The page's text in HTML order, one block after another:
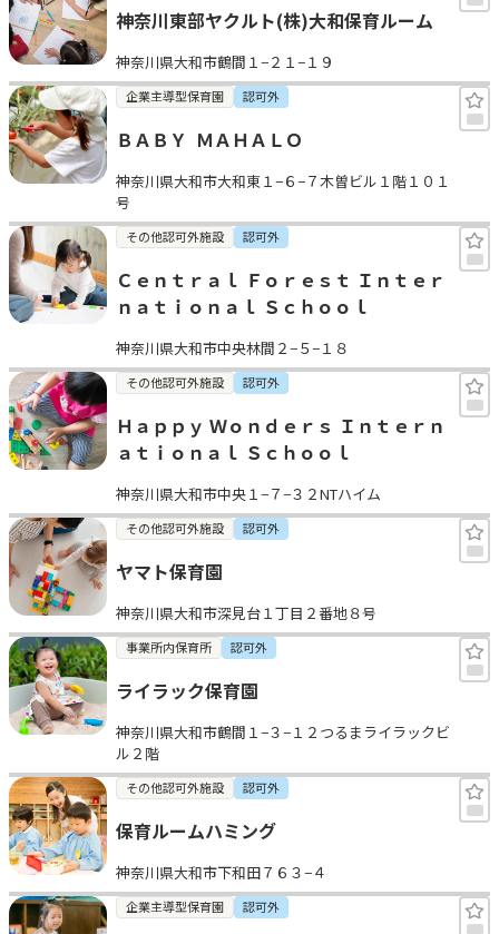
神奈川東部ヤクルト(株)大和保育ルーム
神奈川県大和市鶴間１−２１−１９
企業主導型保育園 認可外
ＢＡＢＹ  ＭＡＨＡＬＯ
神奈川県大和市大和東１−６−７木曽ビル１階１０１
号
その他認可外施設 認可外
Ｃｅｎｔｒａｌ Ｆｏｒｅｓｔ Ｉｎｔｅｒ
ｎａｔｉｏｎａｌ Ｓｃｈｏｏｌ
神奈川県大和市中央林間２−５−１８
その他認可外施設 認可外
Ｈａｐｐｙ Ｗｏｎｄｅｒｓ Ｉｎｔｅｒｎ
ａｔｉｏｎａｌ Ｓｃｈｏｏｌ
神奈川県大和市中央１−７−３２NTハイム
その他認可外施設 認可外
ヤマト保育園
神奈川県大和市深見台１丁目２番地８号
事業所内保育所 認可外
ライラック保育園
神奈川県大和市鶴間１−３−１２つるまライラックビ
ル２階
その他認可外施設 認可外
保育ルームハミング
神奈川県大和市下和田７６３−４
企業主導型保育園 認可外